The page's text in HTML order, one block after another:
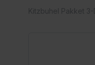
Kitzbuhel Pakket 3-